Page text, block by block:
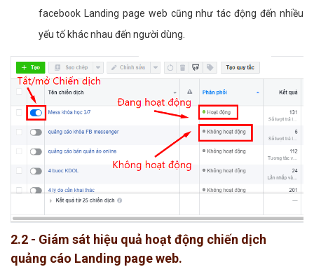
facebook Landing page web cũng như tác động đến nhiều
yếu tố khác nhau đến người dùng.
2.2 - Giám sát hiệu quả hoạt động chiến dịch
quảng cáo Landing page web.